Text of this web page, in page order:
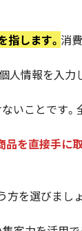
します。 消
情報を入力
いことです。
品を直接手に
方を選びましょ